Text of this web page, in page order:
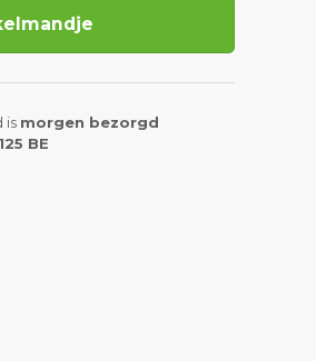
is morgen bezorgd
BE